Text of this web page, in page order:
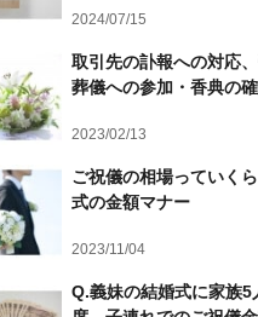
2024/07/15
取引先の訃報への対応
葬儀への参加・香典の
2023/02/13
ご祝儀の相場っていく
式の金額マナー
2023/11/04
Q.義妹の結婚式に家族5